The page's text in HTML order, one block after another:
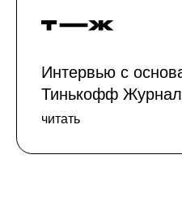
Интервью с
Тинькофф
читать